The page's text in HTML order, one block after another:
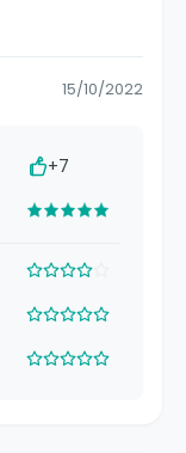
15/10/2022
+7